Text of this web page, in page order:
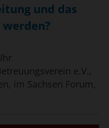
und das
e.V.,
im Sachsen Forum,